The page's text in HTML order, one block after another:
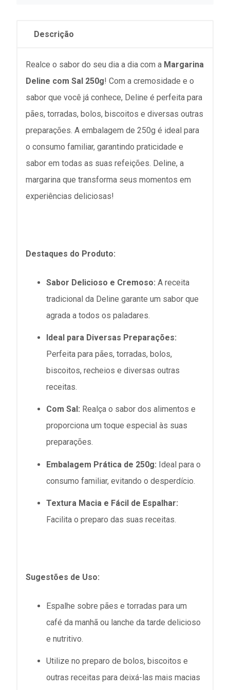
Descrição
Realce o sabor do seu dia a dia com a Margarina
Deline com Sal 250g! Com a cremosidade e o
sabor que você já conhece, Deline é perfeita para
pães, torradas, bolos, biscoitos e diversas outras
preparações. A embalagem de 250g é ideal para
o consumo familiar, garantindo praticidade e
sabor em todas as suas refeições. Deline, a
margarina que transforma seus momentos em
experiências deliciosas!
Destaques do Produto:
Sabor Delicioso e Cremoso: A receita
tradicional da Deline garante um sabor que
agrada a todos os paladares.
Ideal para Diversas Preparações:
Perfeita para pães, torradas, bolos,
biscoitos, recheios e diversas outras
receitas.
Com Sal: Realça o sabor dos alimentos e
proporciona um toque especial às suas
preparações.
Embalagem Prática de 250g: Ideal para o
consumo familiar, evitando o desperdício.
Textura Macia e Fácil de Espalhar:
Facilita o preparo das suas receitas.
Sugestões de Uso:
Espalhe sobre pães e torradas para um
café da manhã ou lanche da tarde delicioso
e nutritivo.
Utilize no preparo de bolos, biscoitos e
outras receitas para deixá-las mais macias